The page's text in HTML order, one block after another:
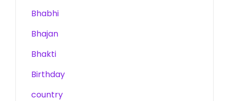
Bhabhi
Bhajan
Bhakti
Birthday
country